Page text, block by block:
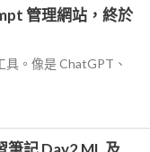
管理網站，終於
。像是 ChatGPT、